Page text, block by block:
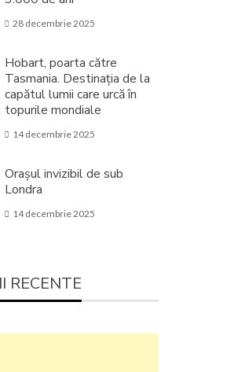
28 decembrie 2025
Hobart, poarta către
Tasmania. Destinația de la
capătul lumii care urcă în
topurile mondiale
14 decembrie 2025
Orașul invizibil de sub
Londra
14 decembrie 2025
RECENTE